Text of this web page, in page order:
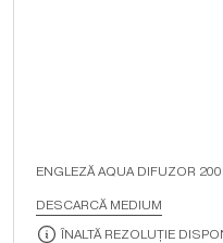
ENGLEZĂ AQUA DIFUZOR
DESCARCĂ MEDIUM
ÎNALTĂ REZOLUȚIE